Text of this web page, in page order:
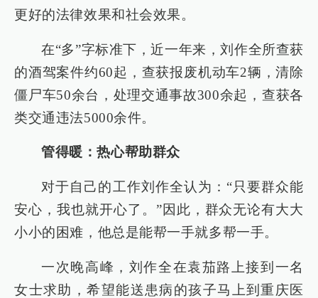
更好的法律效果和社会效果。
在“多”字标准下，近一年来，刘作全所查获
的酒驾案件约60起，查获报废机动车2辆，清除
僵尸车50余台，处理交通事故300余起，查获各
类交通违法5000余件。
管得暖：热心帮助群众
对于自己的工作刘作全认为：“只要群众能
安心，我也就开心了。”因此，群众无论有大大
小小的困难，他总是能帮一手就多帮一手。
一次晚高峰，刘作全在袁茄路上接到一名
女士求助，希望能送患病的孩子马上到重庆医